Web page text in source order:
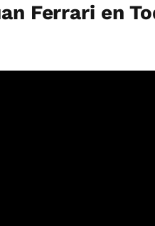
Ferrari en